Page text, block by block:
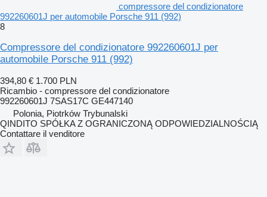
compressore del condizionatore
992260601J per automobile Porsche 911 (992)
8
Compressore del condizionatore 992260601J per
automobile Porsche 911 (992)
394,80 € 1.700 PLN
Ricambio - compressore del condizionatore
992260601J 7SAS17C GE447140
Polonia, Piotrków Trybunalski
QINDITO SPÓŁKA Z OGRANICZONĄ ODPOWIEDZIALNOŚCIĄ
Contattare il venditore